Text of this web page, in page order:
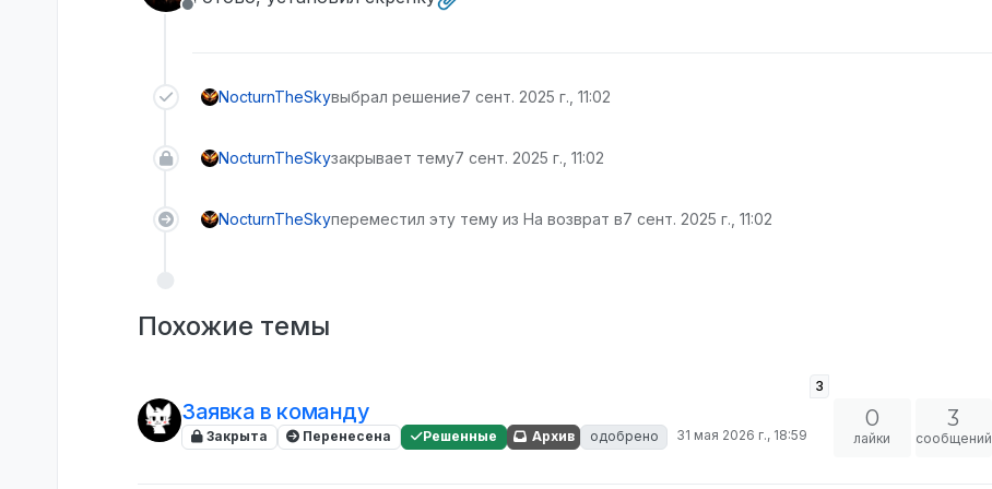
Не в сети
NocturnTheSkyвыбрал решение7 сент. 2025 г., 11:02
NocturnTheSkyзакрывает тему7 сент. 2025 г., 11:02
NocturnTheSkyпереместил эту тему из На возврат в7 сент. 2025 г., 11:02
Похожие темы
Заявка в команду
Закрыта Перенесена Решенные Архив одобрено 31 мая 2026 г., 18:59
3
0
лайки
3
сообщений